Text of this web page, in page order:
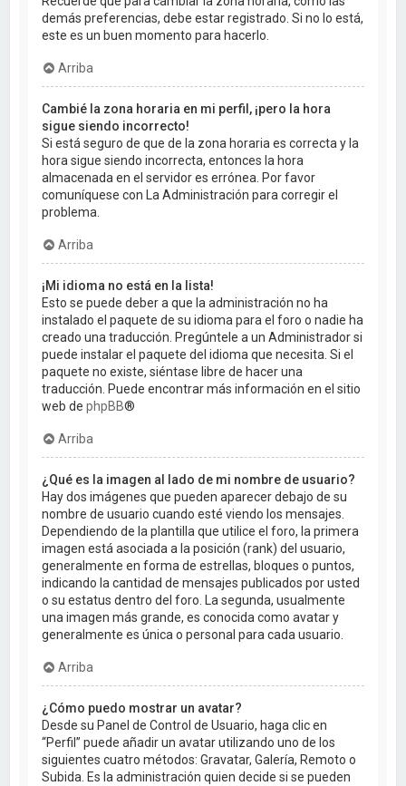
demás preferencias, debe estar registrado. Si no lo está,
este es un buen momento para hacerlo.
Arriba
Cambié la zona horaria en mi perfil, ¡pero la hora
sigue siendo incorrecto!
Si está seguro de que de la zona horaria es correcta y la
hora sigue siendo incorrecta, entonces la hora
almacenada en el servidor es errónea. Por favor
comuníquese con La Administración para corregir el
problema.
Arriba
¡Mi idioma no está en la lista!
Esto se puede deber a que la administración no ha
instalado el paquete de su idioma para el foro o nadie ha
creado una traducción. Pregúntele a un Administrador si
puede instalar el paquete del idioma que necesita. Si el
paquete no existe, siéntase libre de hacer una
traducción. Puede encontrar más información en el sitio
web dephpBB®
Arriba
¿Qué es la imagen al lado de mi nombre de usuario?
Hay dos imágenes que pueden aparecer debajo de su
nombre de usuario cuando esté viendo los mensajes.
Dependiendo de la plantilla que utilice el foro, la primera
imagen está asociada a la posición (rank) del usuario,
generalmente en forma de estrellas, bloques o puntos,
indicando la cantidad de mensajes publicados por usted
o su estatus dentro del foro. La segunda, usualmente
una imagen más grande, es conocida como avatar y
generalmente es única o personal para cada usuario.
Arriba
¿Cómo puedo mostrar un avatar?
Desde su Panel de Control de Usuario, haga clic en
“Perfil” puede añadir un avatar utilizando uno de los
siguientes cuatro métodos: Gravatar, Galería, Remoto o
Subida. Es la administración quien decide si se pueden